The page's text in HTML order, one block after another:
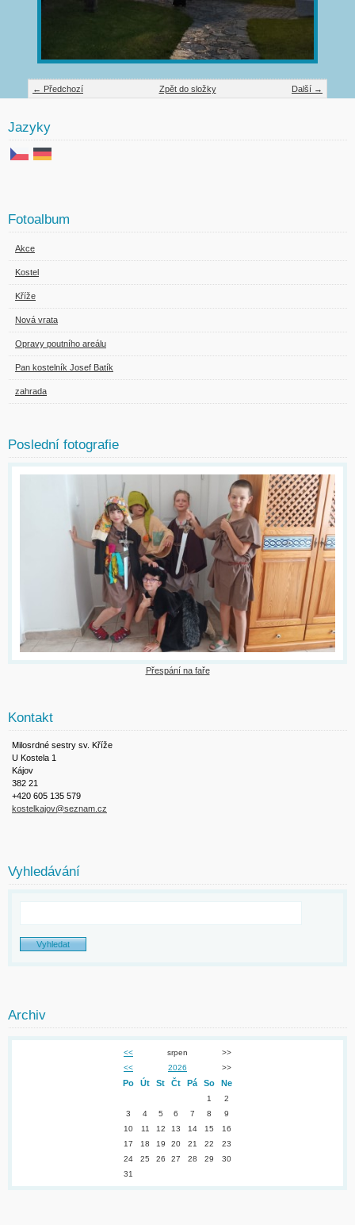
← Předchozí Další →
Zpět do složky
Jazyky
Fotoalbum
Akce
Kostel
Kříže
Nová vrata
Opravy poutního areálu
Pan kostelník Josef Batík
zahrada
Poslední fotografie
Přespání na faře
Kontakt
Milosrdné sestry sv. Kříže
U Kostela 1
Kájov
382 21
+420 605 135 579
kostelkajov@seznam.cz
Vyhledávání
Archiv
<< srpen
>>
<<
2026 >>
Po Út St Čt Pá So Ne
1
2
3
4 5 6 7 8
9
10
11 12 13 14 15
16
17
18 19 20 21 22
23
24
25 26 27 28 29
30
31